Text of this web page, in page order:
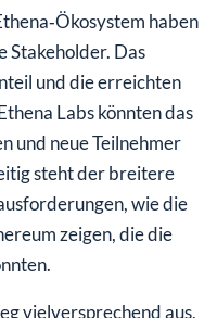
haben
Stakeholder. Das
und die erreichten
Labs könnten das
und neue Teilnehmer
steht der breitere
wie die
zeigen, die die
vielversprechend aus,